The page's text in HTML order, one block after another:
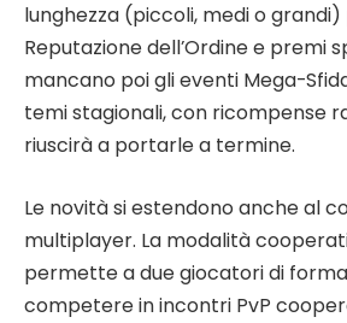
lunghezza (piccoli, medi o
Reputazione dell’Ordine e premi
mancano poi gli eventi Mega-
temi stagionali, con ricompense
riuscirà a portarle a termine.
Le novità si estendono anche al
multiplayer. La modalità
permette a due giocatori di
competere in incontri PvP